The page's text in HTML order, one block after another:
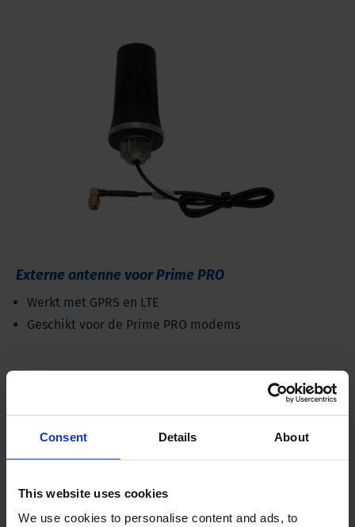
Consent Details About
This website uses cookies
We use cookies to personalise content and ads, to
Externe antenne voor Prime PRO
Werkt met GPRS en LTE
Geschikt voor de Prime PRO modems